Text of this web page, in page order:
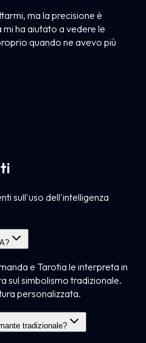
ma la precisione è
ha aiutato a vedere le
quando ne avevo più
sull'uso dell'intelligenza
e Tarotia le interpreta in
sul simbolismo tradizionale.
personalizzata.
tradizionale?